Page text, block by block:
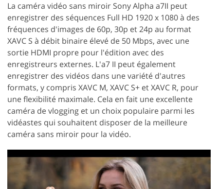
La caméra vidéo sans miroir Sony Alpha a7II peut
enregistrer des séquences Full HD 1920 x 1080 à des
fréquences d'images de 60p, 30p et 24p au format
XAVC S à débit binaire élevé de 50 Mbps, avec une
sortie HDMI propre pour l'édition avec des
enregistreurs externes. L'a7 II peut également
enregistrer des vidéos dans une variété d'autres
formats, y compris XAVC M, XAVC S+ et XAVC R, pour
une flexibilité maximale. Cela en fait une excellente
caméra de vlogging et un choix populaire parmi les
vidéastes qui souhaitent disposer de la meilleure
caméra sans miroir pour la vidéo.